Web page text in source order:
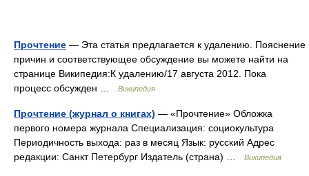
Прочтение — Эта статья предлагается к удалению. Пояснение
причин и соответствующее обсуждение вы можете найти на
странице Википедия:К удалению/17 августа 2012. Пока
процесс обсужден …
Википедия
Прочтение (журнал о книгах) — «Прочтение» Обложка
первого номера журнала Специализация: социокультура
Периодичность выхода: раз в месяц Язык: русский Адрес
редакции: Санкт Петербург Издатель (страна) …
Википедия